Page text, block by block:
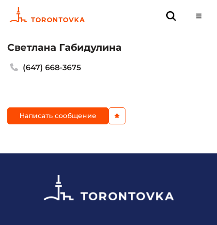
Светлана Габидулина
(647) 668-3675
Написать сообщение